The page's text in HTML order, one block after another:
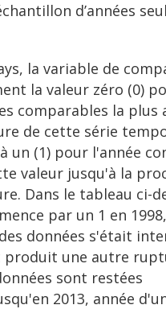
d’années
la variable de
la valeur zéro (0)
comparables la plus
de cette série
un (1) pour l'année
valeur jusqu'à la
Dans le tableau ci-
par un 1 en
données s'était
produit une autre
sont restées
2013, année